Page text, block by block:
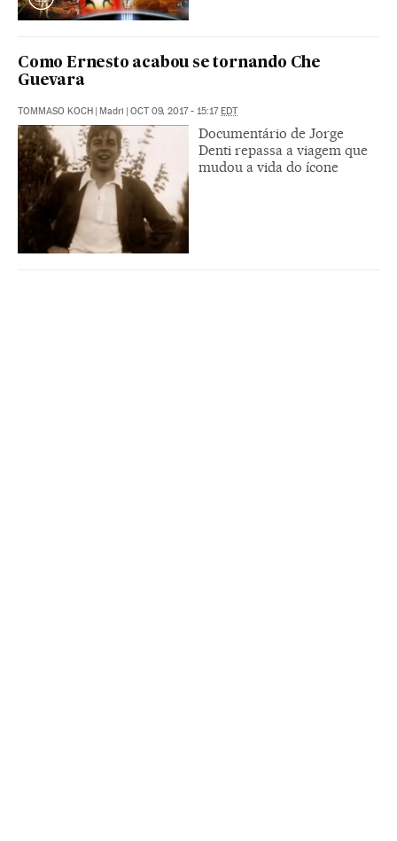
Como Ernesto acabou se tornando Che
Guevara
TOMMASO KOCH | Madri | OCT 09, 2017 - 15:17EDT
Documentário de Jorge
Denti repassa a viagem que
mudou a vida do ícone